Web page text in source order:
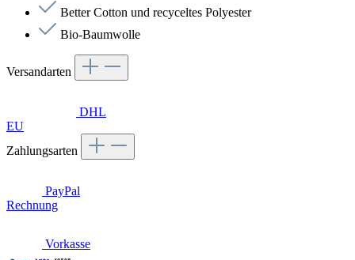
Better Cotton und recyceltes Polyester
Bio-Baumwolle
Versandarten
DHL
EU
Zahlungsarten
PayPal
Rechnung
Vorkasse